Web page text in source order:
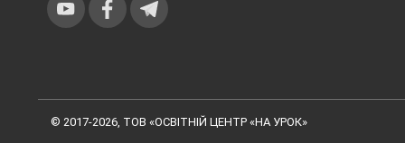
© 2017-2026, ТОВ «ОСВІТНІЙ ЦЕНТР «НА УРОК»